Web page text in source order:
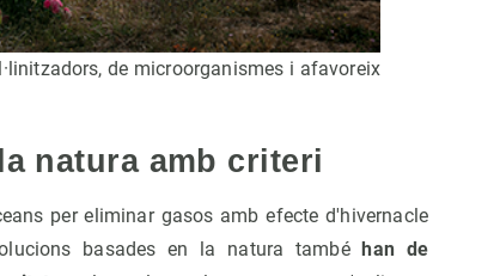
de microorganismes i afavoreix
natura amb criteri
per eliminar gasos amb efecte d'hivernacle
basades en la natura tambéhan de